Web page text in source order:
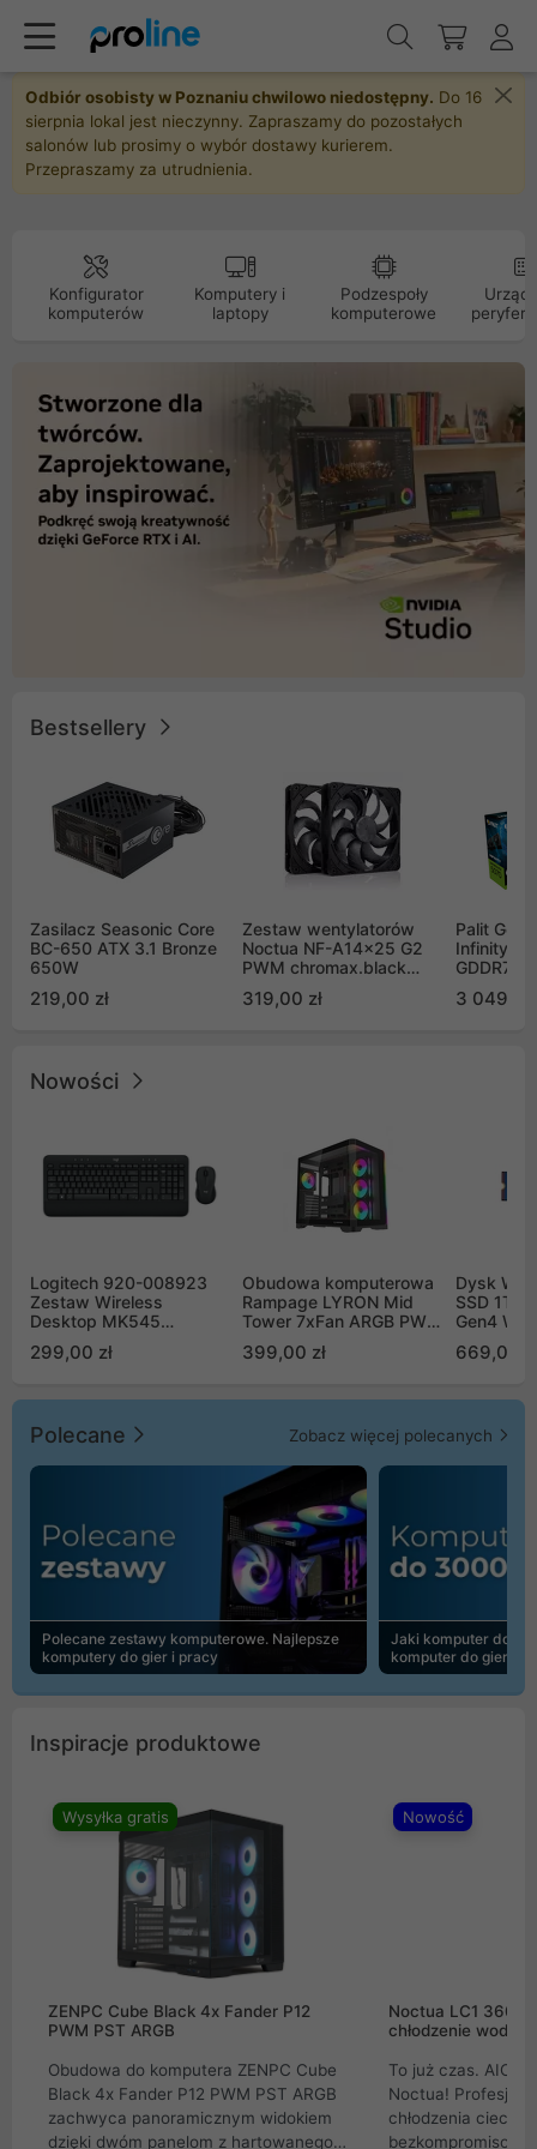
Odbiór osobisty w Poznaniu chwilowo niedostępny. Do 16
sierpnia lokal jest nieczynny. Zapraszamy do pozostałych
salonów lub prosimy o wybór dostawy kurierem.
Przepraszamy za utrudnienia.
Konfigurator
komputerów
Komputery i
laptopy
Podzespoły
komputerowe
Bestsellery
Zasilacz Seasonic Core
BC-650 ATX 3.1 Bronze
650W
219,00 zł
Zestaw wentylatorów
Noctua NF-A14x25 G2
PWM chromax.black
Push Pull (2szt)
319,00 zł
Palit
Infinity 3
GDDR7
GB2050S)
3 049,00
Nowości
Logitech 920-008923
Zestaw Wireless
Desktop MK545
299,00 zł
Obudowa komputerowa
Rampage LYRON Mid
Tower 7xFan ARGB PWM
399,00 zł
Dysk WD
SSD 1TB
Gen4
669,00
Polecane Zobacz więcej polecanych
Polecane zestawy komputerowe. Najlepsze
komputery do gier i pracy
Jaki komputer do
komputer do gier |
Inspiracje produktowe
Wysyłka gratis
ZENPC Cube Black 4x Fander P12
PWM PST ARGB
Obudowa do komputera ZENPC Cube
Black 4x Fander P12 PWM PST ARGB
zachwyca panoramicznym widokiem
dzięki dwóm panelom z hartowanego
Nowość
Noctua LC1
chłodzenie wodne
To już czas. AIO
Noctua!
chłodzenia cieczą